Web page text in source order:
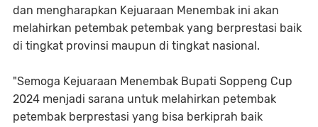
dan mengharapkan Kejuaraan Menembak ini akan
melahirkan petembak petembak yang berprestasi baik
di tingkat provinsi maupun di tingkat nasional.
"Semoga Kejuaraan Menembak Bupati Soppeng Cup
2024 menjadi sarana untuk melahirkan petembak
petembak berprestasi yang bisa berkiprah baik